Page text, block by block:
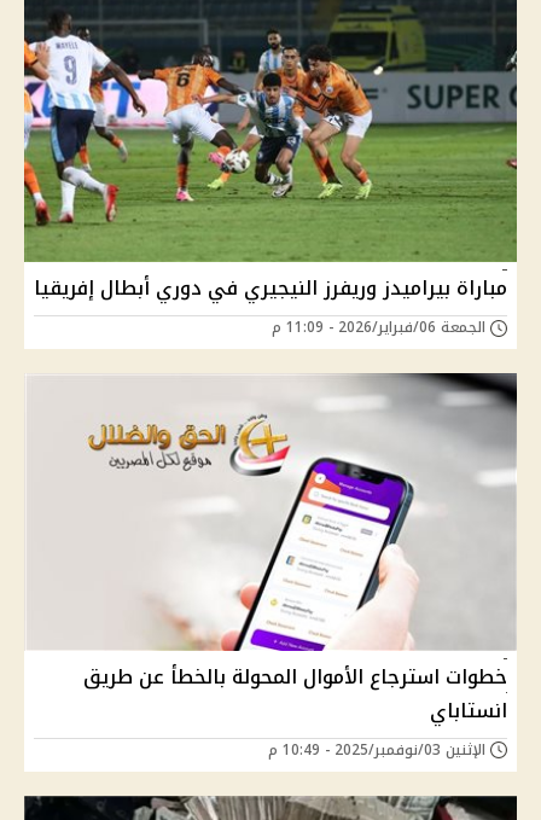
مباراة بيراميدز وريفرز النيجيري في دوري أبطال إفريقيا
الجمعة 06/فبراير/2026 - 11:09 م
خطوات استرجاع الأموال المحولة بالخطأ عن طريق
انستاباي
الإثنين 03/نوفمبر/2025 - 10:49 م